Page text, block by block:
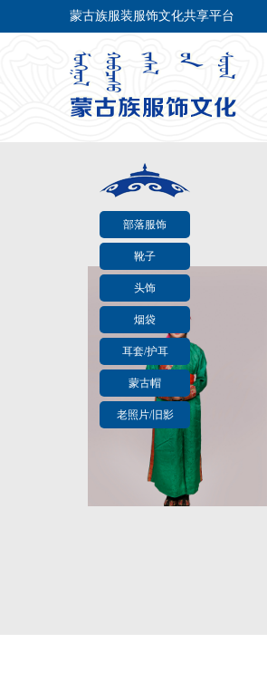
蒙古族服装服饰文化共享平台
部落服饰
靴子
头饰
烟袋
耳套/护耳
蒙古帽
老照片/旧影